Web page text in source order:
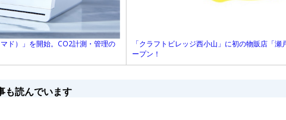
ド）」を開始。CO2計測・管理の
「クラフトビレッジ西小山」に初の物販店「
ープン！
も読んでいます